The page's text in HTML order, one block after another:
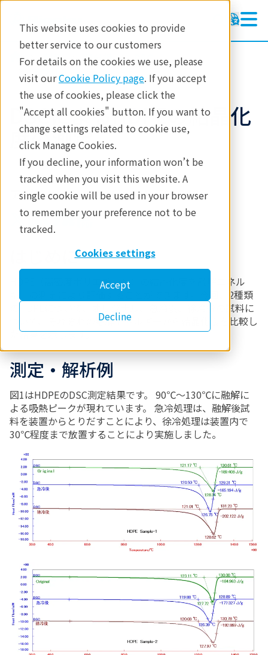
This website uses cookies to provide
better service to our customers
For details on the cookies we use, please
visit ourCookie Policy page. If you accept
the use of cookies, please click the
"Accept all cookies" button. If you want to
change settings related to cookie use,
click Manage Cookies.
If you decline, your information won’t be
tracked when you visit this website. A
single cookie will be used in your browser
to remember your preference not to be
tracked.
Cookies settings
Accept
Decline
製品 熱分析
DSC
アプリケーションノート
DSCによるHDPEの結晶化
度の測定
アプリケーションノート B-TA1046
はじめに
HDPE（高密度ポリエチレン）の結晶化度を融解エネル
ギーの測定により評価することができます。今回、2種類
のHDPEについて、オリジナル、急冷後、徐冷後の試料に
ついて、それぞれの融解エネルギーから結晶化度を比較し
た結果を示します。
測定・解析例
図1はHDPEのDSC測定結果です。 90℃～130℃に融解に
よる吸熱ピークが現れています。 急冷処理は、融解後試
料を装置からとりだすことにより、徐冷処理は装置内で
30℃程度まで放置することにより実施しました。